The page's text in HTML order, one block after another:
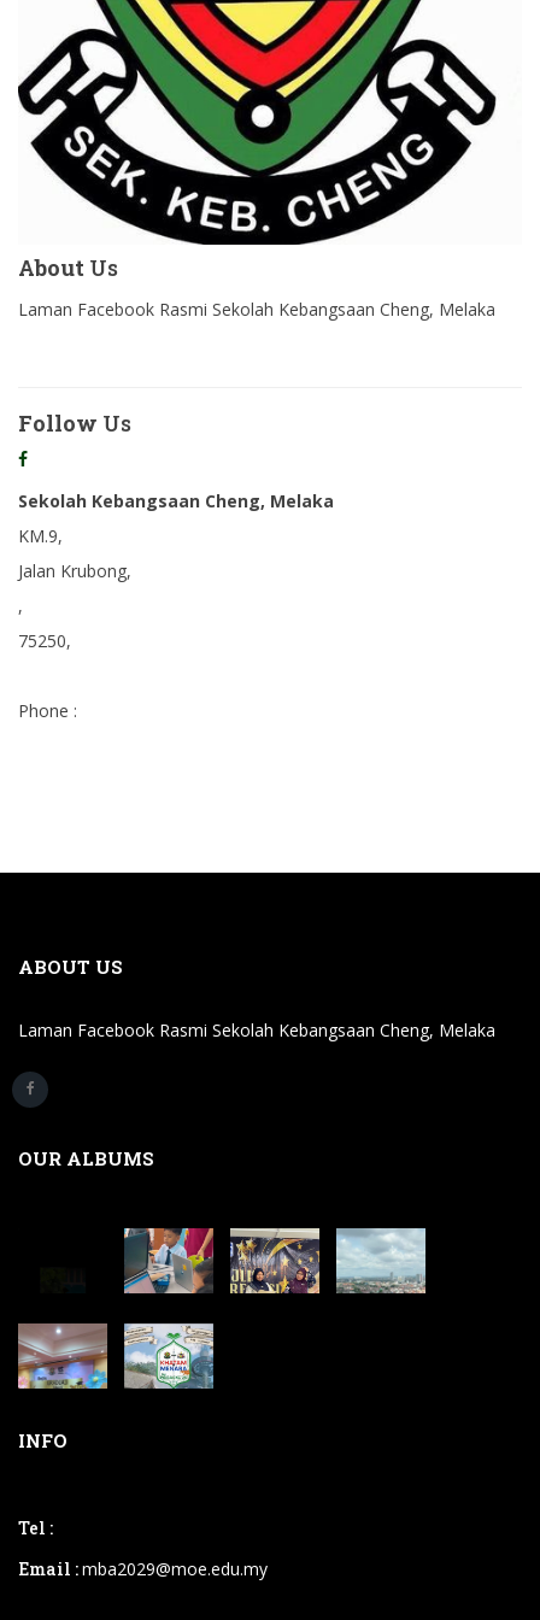
About Us
Laman Facebook Rasmi Sekolah Kebangsaan Cheng, Melaka
Follow Us
Sekolah Kebangsaan Cheng, Melaka
KM.9,
Jalan Krubong,
,
75250,
Phone :
ABOUT US
Laman Facebook Rasmi Sekolah Kebangsaan Cheng, Melaka
OUR ALBUMS
INFO
Tel :
Email :mba2029@moe.edu.my